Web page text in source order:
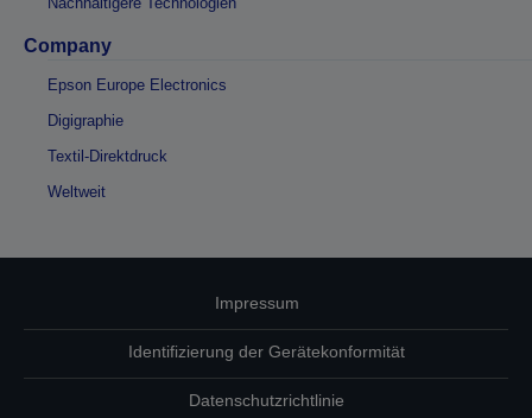
Company
Epson Europe Electronics
Digigraphie
Textil-Direktdruck
Weltweit
Impressum
Identifizierung der Gerätekonformität
Datenschutzrichtlinie